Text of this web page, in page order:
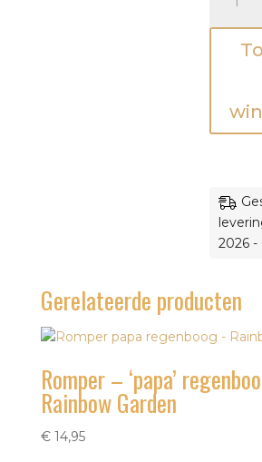
'My
-
aantal
2026
Gerelateerde producten
Romper – ‘papa’
Rainbow Garden
€14,95